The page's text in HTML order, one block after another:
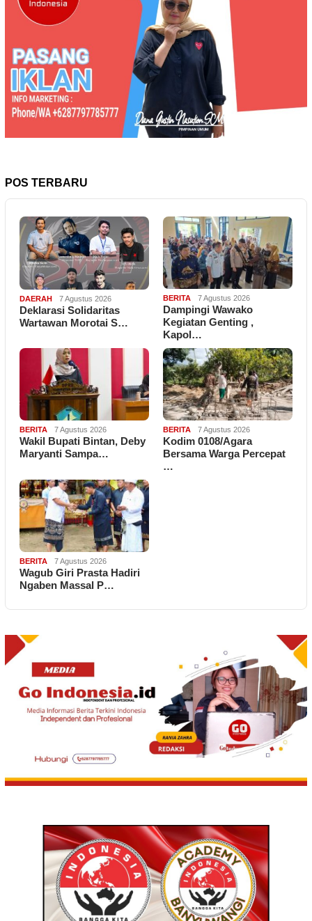
POS TERBARU
DAERAH 7 Agustus 2026
Deklarasi Solidaritas
Wartawan Morotai S…
BERITA 7 Agustus 2026
Dampingi Wawako
Kegiatan Genting ,
Kapol…
BERITA 7 Agustus 2026
Wakil Bupati Bintan, Deby
Maryanti Sampa…
BERITA 7 Agustus 2026
Kodim 0108/Agara
Bersama Warga Percepat
…
BERITA 7 Agustus 2026
Wagub Giri Prasta Hadiri
Ngaben Massal P…